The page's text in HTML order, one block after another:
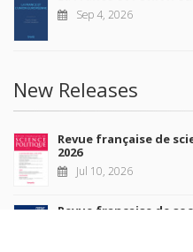
Sep 4, 2026
New Releases
Revue française de
2026
Jul 10, 2026
Revue française de